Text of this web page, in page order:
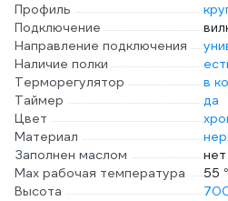
Профиль
Подключение
Направление подключения
Наличие полки
Терморегулятор
в
Таймер
да
Цвет
Материал
Заполнен маслом
нет
Max рабочая температура
55
Высота